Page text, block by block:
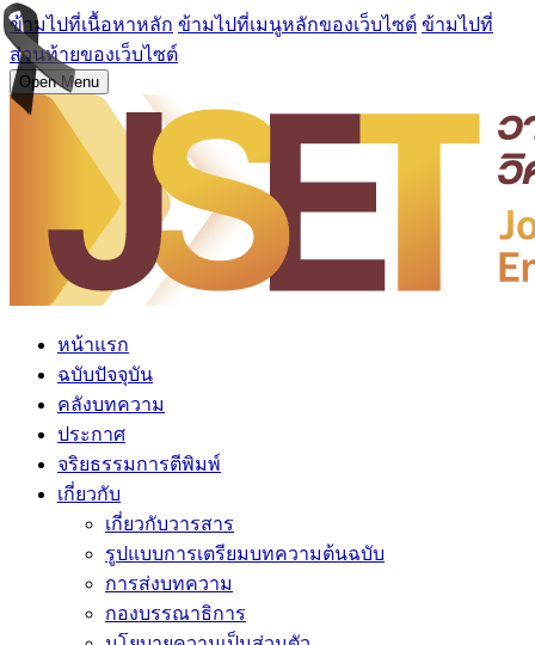
ข้ามไปที่เนื้อหาหลัก ข้ามไปที่เมนูหลักของเว็บไซต์ ข้ามไปที่
ส่วนท้ายของเว็บไซต์
Open Menu
หน้าแรก
ฉบับปัจจุบัน
คลังบทความ
ประกาศ
จริยธรรมการตีพิมพ์
เกี่ยวกับ
เกี่ยวกับวารสาร
รูปแบบการเตรียมบทความต้นฉบับ
การส่งบทความ
กองบรรณาธิการ